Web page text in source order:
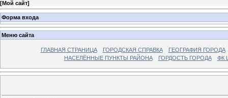
[Мой сайт]
Форма входа
Меню сайта
ГЛАВНАЯ СТРАНИЦА ГОРОДСКАЯ СПРАВКА
ГЕОГРАФИЯ ГОРОДА
НАСЕЛЁННЫЕ ПУНКТЫ РАЙОНА
ГОРДОСТЬ ГОРОДА ФК